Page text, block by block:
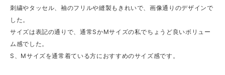
刺繍やタッセル、袖のフリルや縫製もきれいで、画像通りのデザインで
した。
サイズは表記の通りで、通常SかMサイズの私でちょうど良いボリュー
ム感でした。
S、Mサイズを通常着ている方におすすめのサイズ感です。